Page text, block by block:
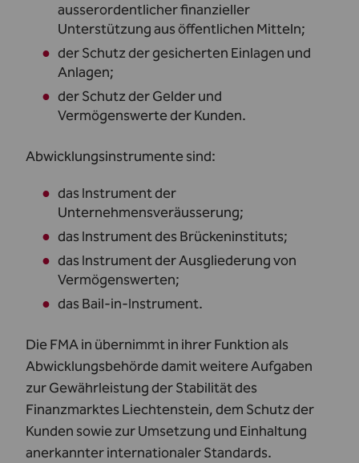
ausserordentlicher finanzieller
Unterstützung aus öffentlichen Mitteln;
der Schutz der gesicherten Einlagen und
Anlagen;
der Schutz der Gelder und
Vermögenswerte der Kunden.
Abwicklungsinstrumente sind:
das Instrument der
Unternehmensveräusserung;
das Instrument des Brückeninstituts;
das Instrument der Ausgliederung von
Vermögenswerten;
das Bail-in-Instrument.
Die FMA in übernimmt in ihrer Funktion als
Abwicklungsbehörde damit weitere Aufgaben
zur Gewährleistung der Stabilität des
Finanzmarktes Liechtenstein, dem Schutz der
Kunden sowie zur Umsetzung und Einhaltung
anerkannter internationaler Standards.